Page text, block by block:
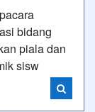
bidang
piala dan
sisw